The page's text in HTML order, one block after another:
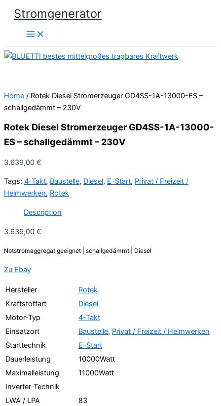
Skip
content
Stromgenerator
Home / Rotek Diesel Stromerzeuger GD4SS-1A-13000-ES –
schallgedämmt – 230V
Rotek Diesel Stromerzeuger GD4SS-1A-13000-
ES – schallgedämmt – 230V
3.639,00 €
Tags: 4-Takt, Baustelle, Diesel, E-Start, Privat / Freizeit /
Heimwerken, Rotek
Description
3.639,00 €
Notstromaggregat geeignet | schallgedämmt | Diesel
Zu Ebay
Hersteller
Rotek
Kraftstoffart
Diesel
Motor-Typ
4-Takt
Einsatzort
Baustelle, Privat / Freizeit / Heimwerken
Starttechnik
E-Start
Dauerleistung
10000Watt
Maximalleistung
11000Watt
Inverter-Technik
LWA / LPA
83